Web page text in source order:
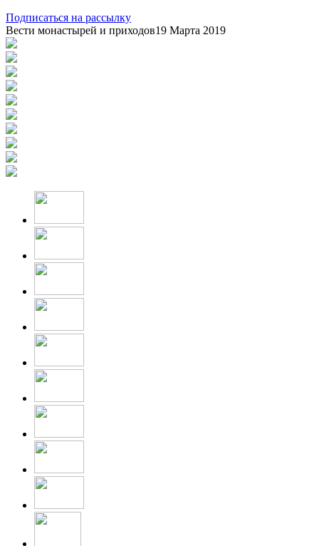
Подписаться на рассылку
Вести монастырей и приходов19 Марта 2019